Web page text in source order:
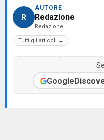
R
AUTORE
Redazione
Redazione
Tutti gli articoli →
Google